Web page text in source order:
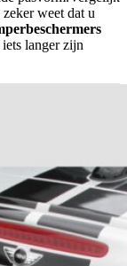
weet dat u
langer zijn